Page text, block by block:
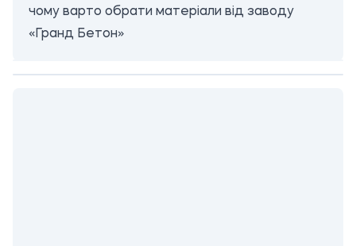
чому варто обрати матеріали від заводу
«Гранд Бетон»